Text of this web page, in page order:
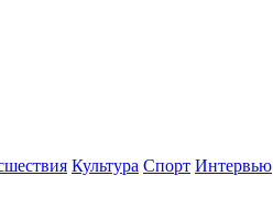
Культура Спорт Интервью